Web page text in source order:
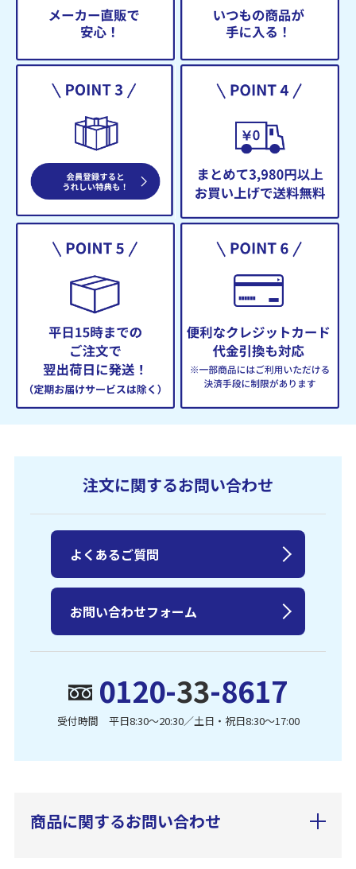
注文に関するお問い合わせ
0120-33-8617
受付時間 平日8:30〜20:30／土日・祝日8:30〜17:00
よくあるご質問
お問い合わせフォーム
商品に関するお問い合わせ